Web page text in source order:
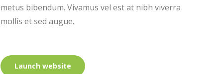
metus bibendum. Vivamus vel est at nibh viverra
mollis et sed augue.
Launch website